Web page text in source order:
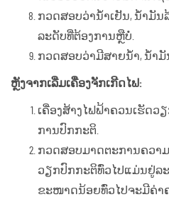
ກວດສອບວ່ານ້ຳເຢັນ, ນ້ຳມັນ
ລະດັບທີ່ຕ້ອງການຫຼືບໍ່.
ກວດສອບວ່າມີສາຍນ້ຳ, ນ້ຳມັ
ຫຼັງຈາກເລີ່ມເຄື່ອງຈັກເກີດໄຟ:
ເຄື່ອງສ້າງໄຟຟ້າຄວນເຮັດວ
ການປົກກະຕິ.
ກວດສອບມາດຕະການຄວາ
ວຽກປົກກະຕິທົ່ວໄປແມ່ນຢູ່ລະຫ
ຂະໜາດນ້ອຍທົ່ວໄປຈະມີຄ່າ